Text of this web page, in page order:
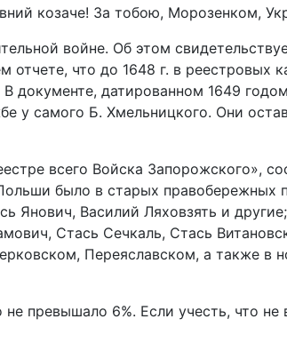
козаче! За тобою, Морозенком,
войне. Об этом
что до 1648 г. в реестровых
документе, датированном 1649
у самого Б. Хмельницкого. Они
всего Войска Запорожского»,
было в старых правобережных
Янович, Василий Ляховзять и
Стась Сечкаль, Стась
Переяславском, а также в
превышало 6%. Если учесть, что